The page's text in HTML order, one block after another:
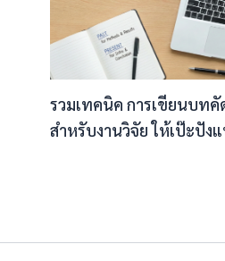
รวมเทคนิค การเขียนบท
สำหรับงานวิจัย ให้เป๊ะปัง